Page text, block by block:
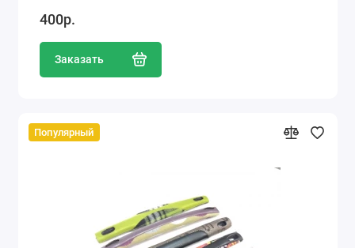
400р.
Заказать
Популярный